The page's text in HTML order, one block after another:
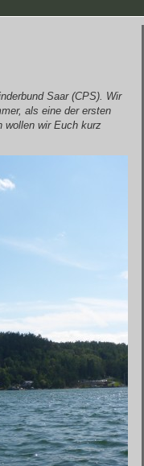
Saar (CPS). Wir
als eine der ersten
wollen wir Euch kurz